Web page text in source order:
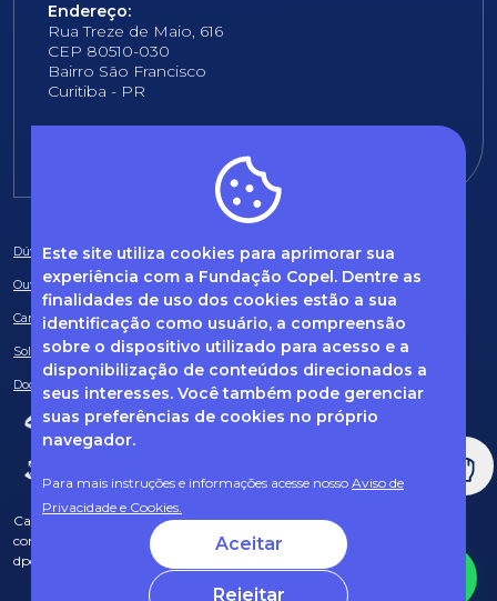
Este site utiliza cookies para aprimorar sua
experiência com a Fundação Copel. Dentre as
finalidades de uso dos cookies estão a sua
identificação como usuário, a compreensão
sobre o dispositivo utilizado para acesso e a
disponibilização de conteúdos direcionados a
seus interesses. Você também pode gerenciar
suas preferências de cookies no próprio
navegador.
Para mais instruções e informações acesse nosso Aviso de
Privacidade e Cookies.
Aceitar
Rejeitar
Endereço:
Rua Treze de Maio, 616
CEP 80510-030
Bairro São Francisco
Curitiba - PR
Dúvidas frequentes
Ouvidoria
Canal de Denúncias
Solicitação de informações
Documentos obrigatórios
Caso tenha dúvidas sobre Privacidade de Dados e LGPD, entre em
contato com o nosso DPO (encarregado de dados) via e-mail:
dpo@fcopel.org.br